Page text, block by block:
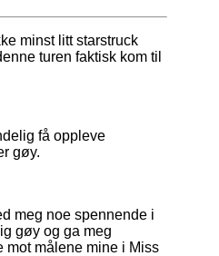
minst litt starstruck
turen faktisk kom til
få oppleve
gøy.
meg noe spennende i
gøy og ga meg
mot målene mine i Miss